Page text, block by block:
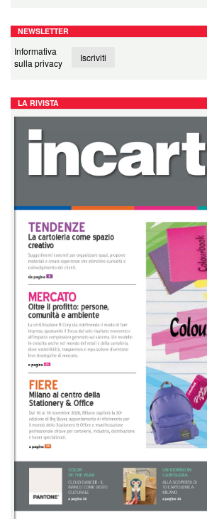
NEWSLETTER
Informativa
sulla privacy
Iscriviti
LA RIVISTA